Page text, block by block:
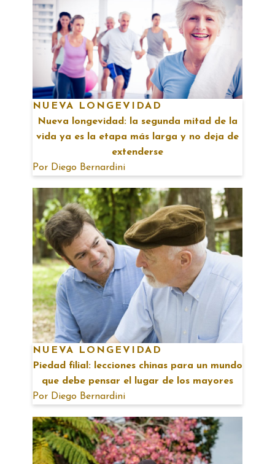
NUEVA LONGEVIDAD
Nueva longevidad: la segunda mitad de la
vida ya es la etapa más larga y no deja de
extenderse
Por Diego Bernardini
NUEVA LONGEVIDAD
Piedad filial: lecciones chinas para un mundo
que debe pensar el lugar de los mayores
Por Diego Bernardini